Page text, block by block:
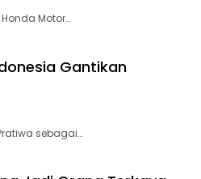
Motor…
Gantikan
sebagai…